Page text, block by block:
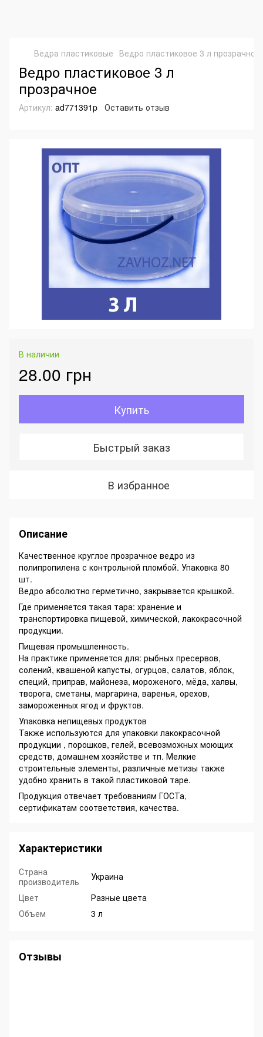
Ведра пластиковые Ведро пластиковое 3 л прозрачное
Ведро пластиковое 3 л
прозрачное
Артикул: ad771391p Оставить отзыв
В наличии
28.00 грн
Купить
Быстрый заказ
В избранное
Описание
Качественное круглое прозрачное ведро из
полипропилена с контрольной пломбой. Упаковка 80
шт.
Ведро абсолютно герметично, закрывается крышкой.
Где применяется такая тара: хранение и
транспортировка пищевой, химической, лакокрасочной
продукции.
Пищевая промышленность.
На практике применяется для: рыбных пресервов,
солений, квашеной капусты, огурцов, салатов, яблок,
специй, приправ, майонеза, мороженого, мёда, халвы,
творога, сметаны, маргарина, варенья, орехов,
замороженных ягод и фруктов.
Упаковка непищевых продуктов
Также используются для упаковки лакокрасочной
продукции , порошков, гелей, всевозможных моющих
средств, домашнем хозяйстве и тп. Мелкие
строительные элементы, различные метизы также
удобно хранить в такой пластиковой таре.
Продукция отвечает требованиям ГОСТа,
сертификатам соответствия, качества.
Характеристики
Страна
производитель
Украина
Цвет
Разные цвета
Объем
3 л
Отзывы